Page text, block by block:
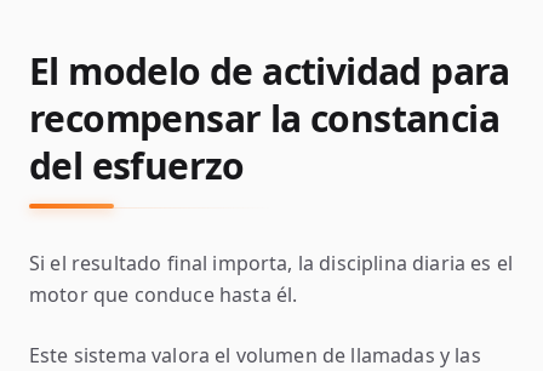
El modelo de actividad para
recompensar la constancia
del esfuerzo
Si el resultado final importa, la disciplina diaria es el
motor que conduce hasta él.
Este sistema valora el volumen de llamadas y las